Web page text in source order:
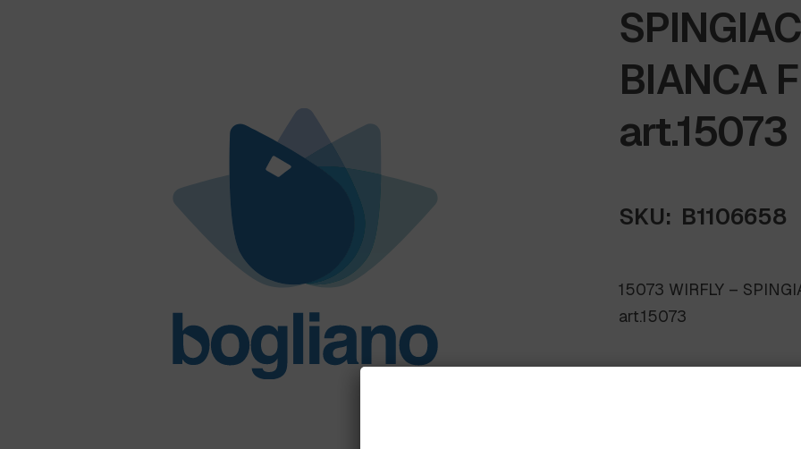
BIANCA
art.15073
SKU: B1106658
15073 WIRFLY –
art.15073